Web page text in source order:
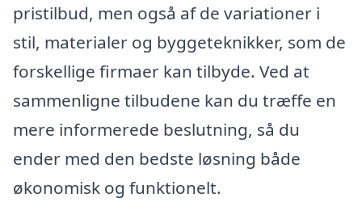
pristilbud, men også af de variationer i
stil, materialer og byggeteknikker, som de
forskellige firmaer kan tilbyde. Ved at
sammenligne tilbudene kan du træffe en
mere informerede beslutning, så du
ender med den bedste løsning både
økonomisk og funktionelt.